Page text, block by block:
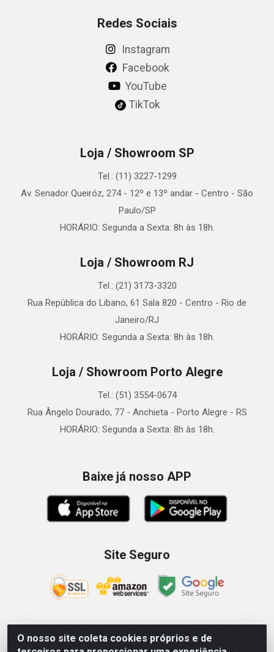
O nosso site coleta cookies próprios e de
Redes Sociais
Instagram
Facebook
YouTube
TikTok
Loja / Showroom SP
Tel.: (11) 3227-1299
Av. Senador Queiróz, 274 - 12º e 13º andar - Centro - São
Paulo/SP
HORÁRIO: Segunda a Sexta: 8h às 18h.
Loja / Showroom RJ
Tel.: (21) 3173-3320
Rua República do Libano, 61 Sala 820 - Centro - Rio de
Janeiro/RJ
HORÁRIO: Segunda a Sexta: 8h às 18h.
Loja / Showroom Porto Alegre
Tel.: (51) 3554-0674
Rua Ângelo Dourado, 77 - Anchieta - Porto Alegre - RS
HORÁRIO: Segunda a Sexta: 8h às 18h.
Baixe já nosso APP
Site Seguro
Zein Importação e Comércio LTDA - Av. Senador Queiróz, 274